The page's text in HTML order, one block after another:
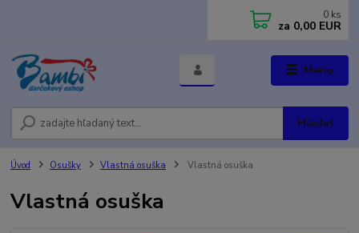
Menu
Hľadať
0 ks
za 0,00 EUR
Úvod Osušky Vlastná osuška Vlastná osuška
Vlastná osuška